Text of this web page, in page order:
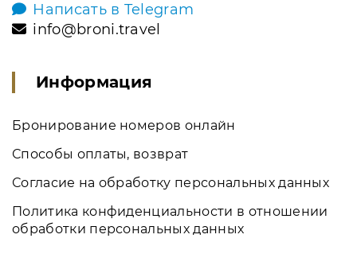
Написать в Telegram
info@broni.travel
Информация
Бронирование номеров онлайн
Способы оплаты, возврат
Согласие на обработку персональных данных
Политика конфиденциальности в отношении
обработки персональных данных